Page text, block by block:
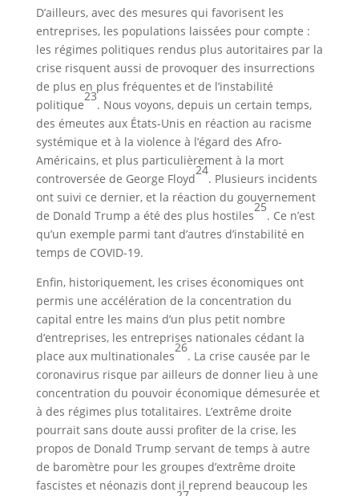
D’ailleurs, avec des mesures qui favorisent les
entreprises, les populations laissées pour compte :
les régimes politiques rendus plus autoritaires par la
crise risquent aussi de provoquer des insurrections
de plus en plus fréquentes et de l’instabilité
politique
23
. Nous voyons, depuis un certain temps,
des émeutes aux États-Unis en réaction au racisme
systémique et à la violence à l’égard des Afro-
Américains, et plus particulièrement à la mort
controversée de George Floyd
24
. Plusieurs incidents
ont suivi ce dernier, et la réaction du gouvernement
de Donald Trump a été des plus hostiles
25
. Ce n’est
qu’un exemple parmi tant d’autres d’instabilité en
temps de COVID-19.
Enfin, historiquement, les crises économiques ont
permis une accélération de la concentration du
capital entre les mains d’un plus petit nombre
d’entreprises, les entreprises nationales cédant la
place aux multinationales
26
. La crise causée par le
coronavirus risque par ailleurs de donner lieu à une
concentration du pouvoir économique démesurée et
à des régimes plus totalitaires. L’extrême droite
pourrait sans doute aussi profiter de la crise, les
propos de Donald Trump servant de temps à autre
de baromètre pour les groupes d’extrême droite
fascistes et néonazis dont il reprend beaucoup les